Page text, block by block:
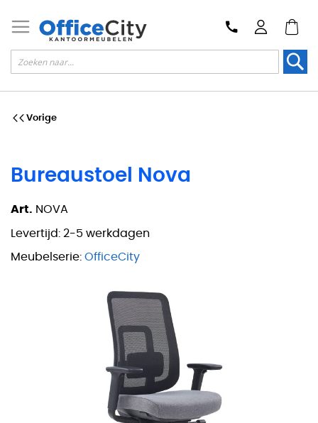
Bureaustoel Nova
Art. NOVA
Levertijd: 2-5 werkdagen
Meubelserie: OfficeCity
Vorige